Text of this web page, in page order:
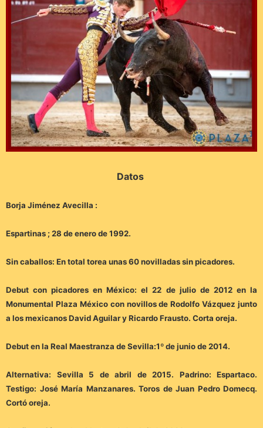
Datos
Borja Jiménez Avecilla :
Espartinas ; 28 de enero de 1992.
Sin caballos: En total torea unas 60 novilladas sin picadores.
Debut con picadores en México: el 22 de julio de 2012 en la
Monumental Plaza México con novillos de Rodolfo Vázquez junto
a los mexicanos David Aguilar y Ricardo Frausto. Corta oreja.
Debut en la Real Maestranza de Sevilla:1º de junio de 2014.
Alternativa: Sevilla 5 de abril de 2015. Padrino: Espartaco.
Testigo: José María Manzanares. Toros de Juan Pedro Domecq.
Cortó oreja.